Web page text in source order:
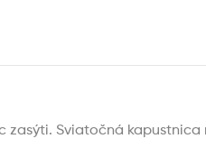
zasýti. Sviatočná kapustnica